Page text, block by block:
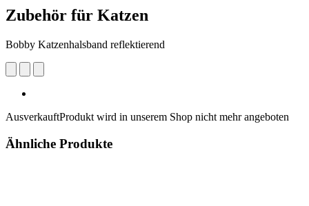
Zubehör für Katzen
Bobby Katzenhalsband reflektierend
AusverkauftProdukt wird in unserem Shop nicht mehr angeboten
Ähnliche Produkte